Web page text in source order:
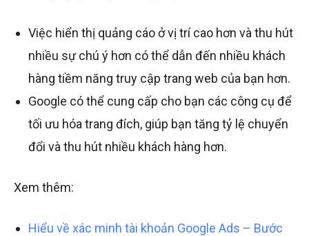
Việc hiển thị quảng cáo ở vị trí cao hơn và thu hút
nhiều sự chú ý hơn có thể dẫn đến nhiều khách
hàng tiềm năng truy cập trang web của bạn hơn.
Google có thể cung cấp cho bạn các công cụ để
tối ưu hóa trang đích, giúp bạn tăng tỷ lệ chuyển
đổi và thu hút nhiều khách hàng hơn.
Xem thêm:
Hiểu về xác minh tài khoản Google Ads – Bước